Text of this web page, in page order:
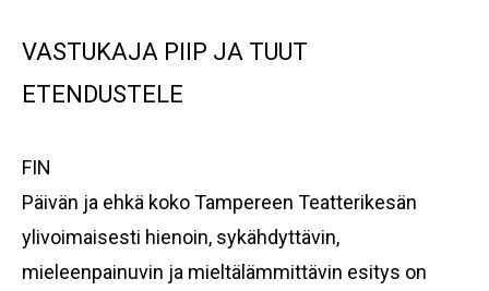
VASTUKAJA PIIP JA TUUT
ETENDUSTELE
FIN
Päivän ja ehkä koko Tampereen Teatterikesän
ylivoimaisesti hienoin, sykähdyttävin,
mieleenpainuvin ja mieltälämmittävin esitys on